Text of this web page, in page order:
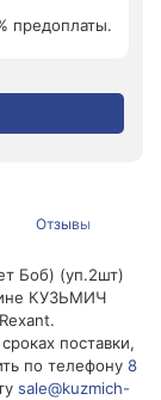
предоплаты.
Отзывы
Боб) (уп.2шт)
КУЗЬМИЧ
поставки,
по телефону 8
sale@kuzmich-